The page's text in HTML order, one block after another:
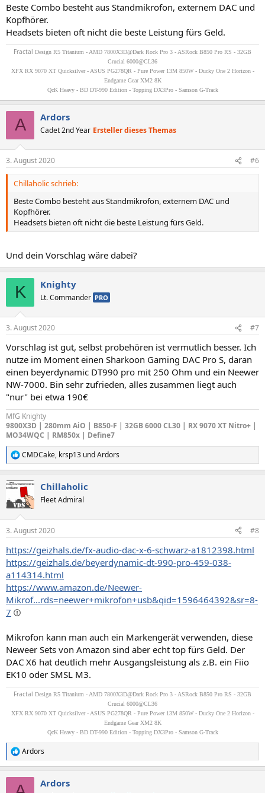
:
Beste Combo besteht aus Standmikrofon, externem DAC und
Kopfhörer.
Headsets bieten oft nicht die beste Leistung fürs Geld.
Fractal Design R5 Titanium - AMD 7800X3D@Dark Rock Pro 3 - ASRock B850 Pro RS - 32GB
Crucial 6000@CL36
XFX RX 9070 XT Quicksilver - ASUS PG278QR - Pure Power 13M 850W - Ducky One 2 Horizon -
Endgame Gear XM2 8K
QcK Heavy - BD DT-990 Edition - Topping DX3Pro - Samson G-Track
A Ardors
Cadet 2nd Year Ersteller dieses Themas
3. August 2020 #6
Chillaholic schrieb:
Beste Combo besteht aus Standmikrofon, externem DAC und
Kopfhörer.
Headsets bieten oft nicht die beste Leistung fürs Geld.
Und dein Vorschlag wäre dabei?
K Knighty
Lt. Commander PRO
3. August 2020 #7
Vorschlag ist gut, selbst probehören ist vermutlich besser. Ich
nutze im Moment einen Sharkoon Gaming DAC Pro S, daran
einen beyerdynamic DT990 pro mit 250 Ohm und ein Neewer
NW-7000. Bin sehr zufrieden, alles zusammen liegt auch
"nur" bei etwa 190€
MfG Knighty
9800X3D | 280mm AiO | B850-F | 32GB 6000 CL30 | RX 9070 XT Nitro+ |
MO34WQC | RM850x | Define7
R
e
k
i
e
:
CMDCake, krsp13 undArdors
Chillaholic
Fleet Admiral
3. August 2020 #8
https://geizhals.de/fx-audio-dac-x-6-schwarz-a1812398.html
https://geizhals.de/beyerdynamic-dt-990-pro-459-038-
a114314.html
https://www.amazon.de/Neewer-
Mikrof...rds=neewer+mikrofon+usb&qid=1596464392&sr=8-
7
Mikrofon kann man auch ein Markengerät verwenden, diese
Neweer Sets von Amazon sind aber echt top fürs Geld. Der
DAC X6 hat deutlich mehr Ausgangsleistung als z.B. ein Fiio
EK10 oder SMSL M3.
Fractal Design R5 Titanium - AMD 7800X3D@Dark Rock Pro 3 - ASRock B850 Pro RS - 32GB
Crucial 6000@CL36
XFX RX 9070 XT Quicksilver - ASUS PG278QR - Pure Power 13M 850W - Ducky One 2 Horizon -
Endgame Gear XM2 8K
QcK Heavy - BD DT-990 Edition - Topping DX3Pro - Samson G-Track
R
e
Ardors
Ardors